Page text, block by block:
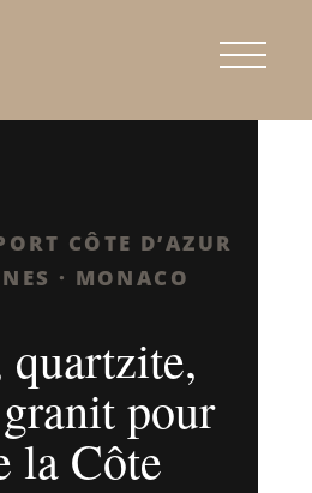
et onyx à
et Monaco
CÔTE D’AZUR
· MONACO
pour
la Côte